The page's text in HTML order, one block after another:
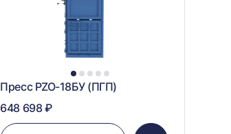
1 2 3 4 5
Пресс PZO-18БУ (ПГП)
648 698 ₽